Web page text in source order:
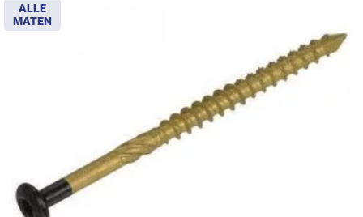
ALLE
MATEN